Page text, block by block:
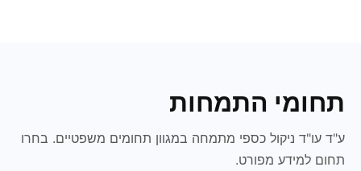
תחומי התמחות
ע"ד עו"ד ניקול כספי מתמחה במגוון תחומים משפטיים. בחרו
תחום למידע מפורט.